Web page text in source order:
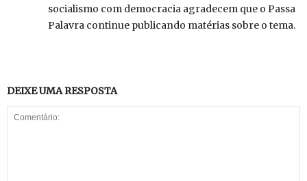
socialismo com democracia agradecem que o Passa
Palavra continue publicando matérias sobre o tema.
DEIXE UMA RESPOSTA